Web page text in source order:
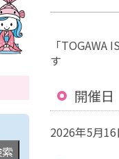
「
す
開催日
2026年5月